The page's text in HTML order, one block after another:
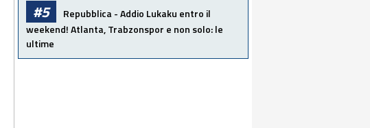
#5
Repubblica - Addio Lukaku entro il
weekend! Atlanta, Trabzonspor e non solo: le
ultime